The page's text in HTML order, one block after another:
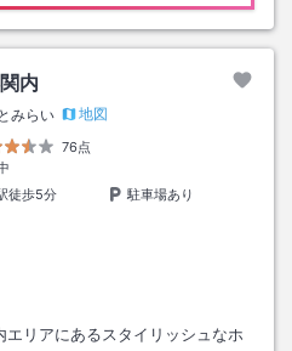
内
みらい
地図
76点
徒歩5分
駐車場あり
リアにあるスタイリッシュなホ